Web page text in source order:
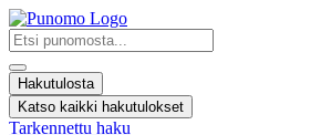
Mene
sisältöön
Search
...
Hakutulosta
Katso kaikki hakutulokset
Tarkennettu haku